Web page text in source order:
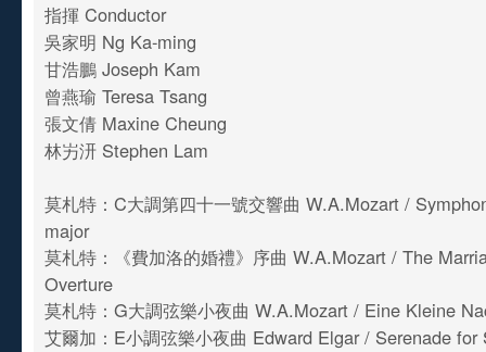
指揮 Conductor
吳家明 Ng Ka-ming
甘浩鵬 Joseph Kam
曾燕瑜 Teresa Tsang
張文倩 Maxine Cheung
林屴汧 Stephen Lam
莫札特：C大調第四十一號交響曲 W.A.Mozart /
major
莫札特：《費加洛的婚禮》序曲 W.A.Mozart / The
Overture
莫札特：G大調弦樂小夜曲 W.A.Mozart / Eine Kleine
艾爾加：E小調弦樂小夜曲 Edward Elgar / Serenade